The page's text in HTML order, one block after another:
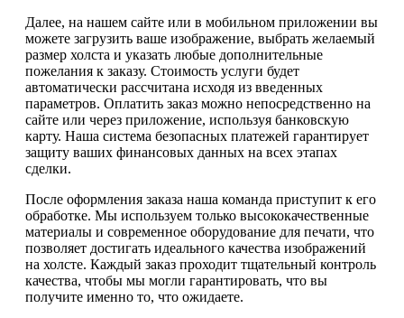
Далее, на нашем сайте или в мобильном приложении вы
можете загрузить ваше изображение, выбрать желаемый
размер холста и указать любые дополнительные
пожелания к заказу. Стоимость услуги будет
автоматически рассчитана исходя из введенных
параметров. Оплатить заказ можно непосредственно на
сайте или через приложение, используя банковскую
карту. Наша система безопасных платежей гарантирует
защиту ваших финансовых данных на всех этапах
сделки.
После оформления заказа наша команда приступит к его
обработке. Мы используем только высококачественные
материалы и современное оборудование для печати, что
позволяет достигать идеального качества изображений
на холсте. Каждый заказ проходит тщательный контроль
качества, чтобы мы могли гарантировать, что вы
получите именно то, что ожидаете.